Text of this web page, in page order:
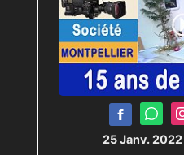
25 Janv. 2022